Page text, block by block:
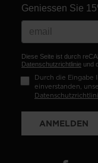
Geniessen Sie
Diese Seite ist durch
Datenschutzrichtlinie und
Durch die Eingabe
einverstanden,
ANMELDEN